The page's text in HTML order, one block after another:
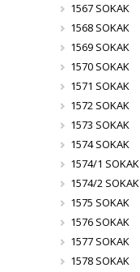
1567 SOKAK
1568 SOKAK
1569 SOKAK
1570 SOKAK
1571 SOKAK
1572 SOKAK
1573 SOKAK
1574 SOKAK
1574/1 SOKAK
1574/2 SOKAK
1575 SOKAK
1576 SOKAK
1577 SOKAK
1578 SOKAK